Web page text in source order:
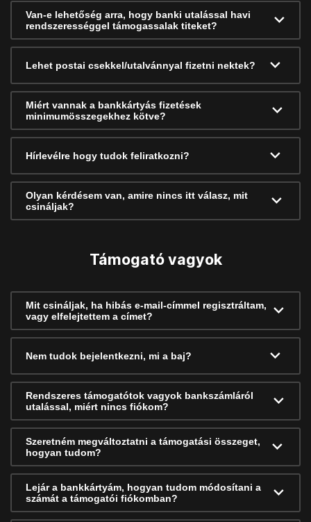
Van-e lehetőség arra, hogy banki utalással havi
rendszerességgel támogassalak titeket?
Lehet postai csekkel/utalvánnyal fizetni nektek?
Miért vannak a bankkártyás fizetések
minimumösszegekhez kötve?
Hírlevélre hogy tudok feliratkozni?
Olyan kérdésem van, amire nincs itt válasz, mit
csináljak?
Támogató vagyok
Mit csináljak, ha hibás e-mail-címmel regisztráltam,
vagy elfelejtettem a címet?
Nem tudok bejelentkezni, mi a baj?
Rendszeres támogatótok vagyok bankszámláról
utalással, miért nincs fiókom?
Szeretném megváltoztatni a támogatási összeget,
hogyan tudom?
Lejár a bankkártyám, hogyan tudom módosítani a
számát a támogatói fiókomban?